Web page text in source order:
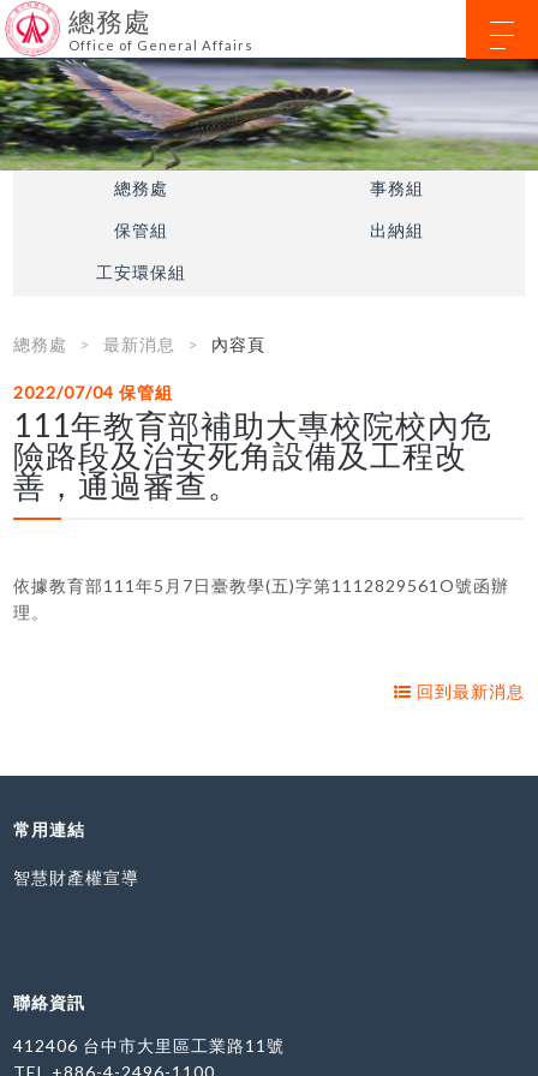
總務處
Office of General Affairs
總務處 事務組
保管組 出納組
工安環保組
總務處 最新消息 內容頁
2022/07/04保管組
111年教育部補助大專校院校內危
險路段及治安死角設備及工程改
善，通過審查。
依據教育部111年5月7日臺教學(五)字第1112829561O號函辦
理。
回到最新消息
常用連結
智慧財產權宣導
聯絡資訊
412406 台中市大里區工業路11號